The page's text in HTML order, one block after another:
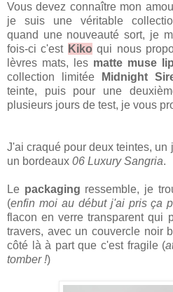
Vous devez connaître mon
je suis une véritable
quand une nouveauté sort, je
fois-ci c'est Kiko qui nous
lèvres mats, les matte muse
collection limitée
Midnight
teinte, puis pour une
plusieurs jours de test, je vous
J'ai craqué pour deux teintes, un
un bordeaux 06 Luxury Sangria.
Le packaging ressemble, je
(enfin moi au début j'ai pris ça
flacon en verre transparent qui
travers, avec un couvercle noir
côté là à part que c'est fragile (
tomber !)